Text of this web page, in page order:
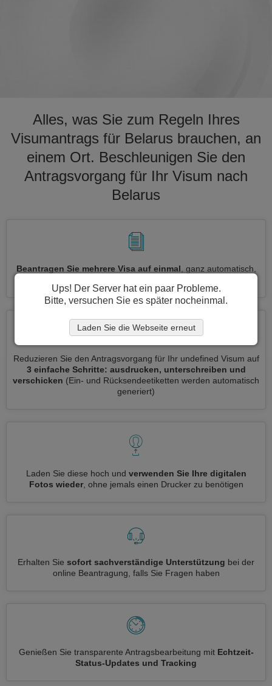
Alles, was Sie zum Regeln Ihres
Visumantrags für Belarus brauchen, an
einem Ort. Beschleunigen Sie den
Antragsvorgang für Ihr Visum nach
Belarus
Beantragen Sie mehrere Visa auf einmal , ganz automatisch,
Reduzieren Sie den Antragsvorgang für Ihr undefined Visum auf
3 einfache Schritte: ausdrucken, unterschreiben und
verschicken (Ein- und Rücksendeetiketten werden automatisch
generiert)
Laden Sie diese hoch und verwenden Sie Ihre digitalen
Fotos wieder, ohne jemals einen Drucker zu benötigen
Erhalten Sie sofort sachverständige Unterstützung bei der
online Beantragung, falls Sie Fragen haben
Genießen Sie transparente Antragsbearbeitung mit Echtzeit-
Status-Updates und Tracking
Ups! Der Server hat ein paar Probleme.
Bitte, versuchen Sie es später nocheinmal.
Laden Sie die Webseite erneut